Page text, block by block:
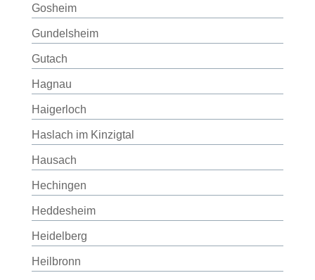
Gosheim
Gundelsheim
Gutach
Hagnau
Haigerloch
Haslach im Kinzigtal
Hausach
Hechingen
Heddesheim
Heidelberg
Heilbronn